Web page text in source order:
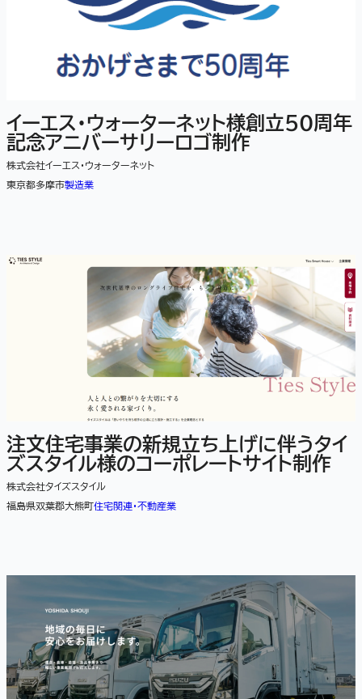
イーエス・ウォーターネット様創立50周年
記念アニバーサリーロゴ制作
株式会社イーエス・ウォーターネット
東京都多摩市製造業
注文住宅事業の新規立ち上げに伴うタイ
ズスタイル様のコーポレートサイト制作
株式会社タイズスタイル
福島県双葉郡大熊町住宅関連・不動産業